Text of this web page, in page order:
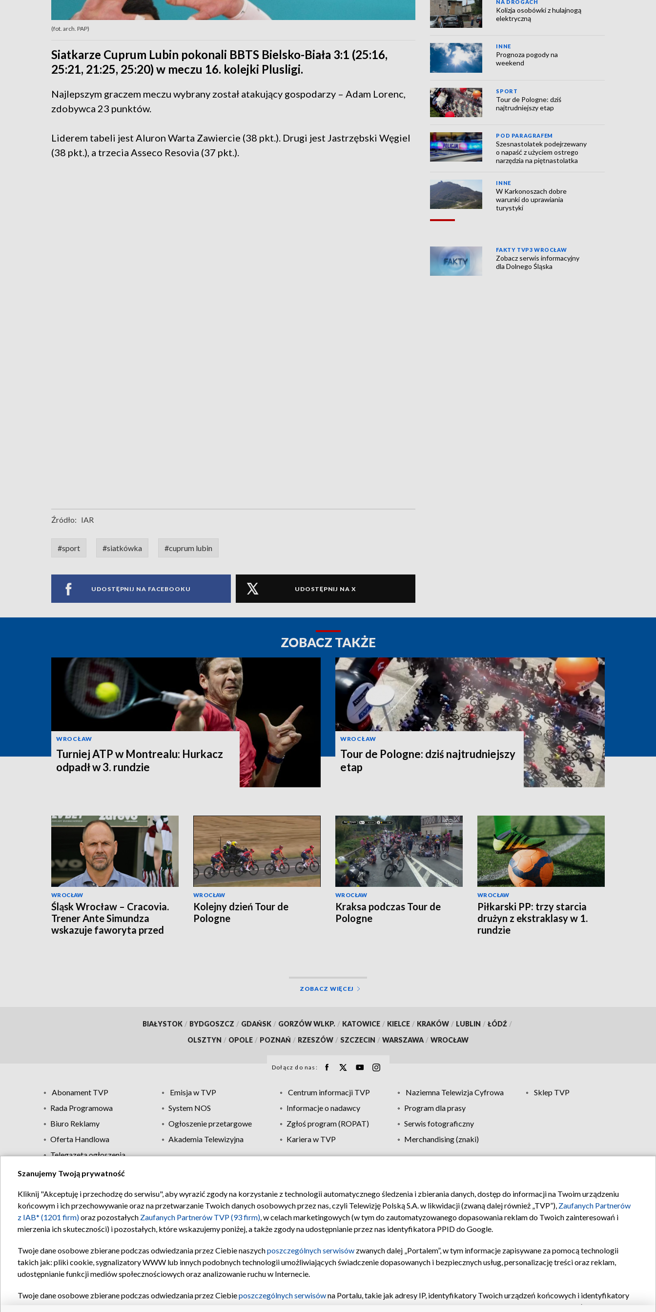
(fot. arch. PAP)
Siatkarze Cuprum Lubin pokonali BBTS Bielsko-Biała 3:1 (25:16,
25:21, 21:25, 25:20) w meczu 16. kolejki Plusligi.
Najlepszym graczem meczu wybrany został atakujący gospodarzy – Adam Lorenc,
zdobywca 23 punktów.
Liderem tabeli jest Aluron Warta Zawiercie (38 pkt.). Drugi jest Jastrzębski Węgiel
(38 pkt.), a trzecia Asseco Resovia (37 pkt.).
Źródło: IAR
#sport #siatkówka #cuprum lubin
UDOSTĘPNIJ NA FACEBOOKU UDOSTĘPNIJ NA X
NA DROGACH
Kolizja osobówki z hulajnogą
elektryczną
INNE
Prognoza pogody na
weekend
SPORT
Tour de Pologne: dziś
najtrudniejszy etap
POD PARAGRAFEM
Szesnastolatek podejrzewany
o napaść z użyciem ostrego
narzędzia na piętnastolatka
INNE
W Karkonoszach dobre
warunki do uprawiania
turystyki
FAKTY TVP3 WROCŁAW
Zobacz serwis informacyjny
dla Dolnego Śląska
ZOBACZ TAKŻE
WROCŁAW
Turniej ATP w Montrealu: Hurkacz
odpadł w 3. rundzie
WROCŁAW
Tour de Pologne: dziś najtrudniejszy
etap
WROCŁAW
Śląsk Wrocław – Cracovia.
Trener Ante Simundza
wskazuje faworyta przed
WROCŁAW
Kolejny dzień Tour de
Pologne
WROCŁAW
Kraksa podczas Tour de
Pologne
WROCŁAW
Piłkarski PP: trzy starcia
drużyn z ekstraklasy w 1.
rundzie
ZOBACZ WIĘCEJ
BIAŁYSTOK / BYDGOSZCZ / GDAŃSK / GORZÓW WLKP. / KATOWICE / KIELCE / KRAKÓW / LUBLIN / ŁÓDŹ /
OLSZTYN / OPOLE / POZNAŃ / RZESZÓW / SZCZECIN / WARSZAWA / WROCŁAW
Dołącz do nas:
Abonament TVP Emisja w TVP Centrum informacji TVP Naziemna Telewizja Cyfrowa
Sklep TVP
Rada Programowa
System NOS Informacje o nadawcy
Program dla prasy
Biuro Reklamy
Ogłoszenie przetargowe Zgłoś program (ROPAT)
Serwis fotograficzny
Oferta Handlowa
Akademia Telewizyjna Kariera w TVP
Merchandising (znaki)
Telegazeta ogłoszenia
Regulamin TVP Polityka prywatności Moje zgody Pomoc Biuro reklamy Kontakt
Szanujemy Twoją prywatność
Kliknij "Akceptuję i przechodzę do serwisu", aby wyrazić zgody na korzystanie z technologii automatycznego śledzenia i zbierania danych, dostęp do informacji na Twoim urządzeniu
końcowym i ich przechowywanie oraz na przetwarzanie Twoich danych osobowych przez nas, czyli Telewizję Polską S.A. w likwidacji (zwaną dalej również „TVP”), Zaufanych Partnerów
z IAB* (1201 firm)oraz pozostałych Zaufanych Partnerów TVP (93 firm), w celach marketingowych (w tym do zautomatyzowanego dopasowania reklam do Twoich zainteresowań i
mierzenia ich skuteczności) i pozostałych, które wskazujemy poniżej, a także zgody na udostępnianie przez nas identyfikatora PPID do Google.
Twoje dane osobowe zbierane podczas odwiedzania przez Ciebie naszychposzczególnych serwisów zwanych dalej „Portalem”, w tym informacje zapisywane za pomocą technologii
takich jak: pliki cookie, sygnalizatory WWW lub innych podobnych technologii umożliwiających świadczenie dopasowanych i bezpiecznych usług, personalizację treści oraz reklam,
udostępnianie funkcji mediów społecznościowych oraz analizowanie ruchu w Internecie.
Twoje dane osobowe zbierane podczas odwiedzania przez Ciebieposzczególnych serwisówna Portalu, takie jak adresy IP, identyfikatory Twoich urządzeń końcowych i identyfikatory
oraz pozostałych